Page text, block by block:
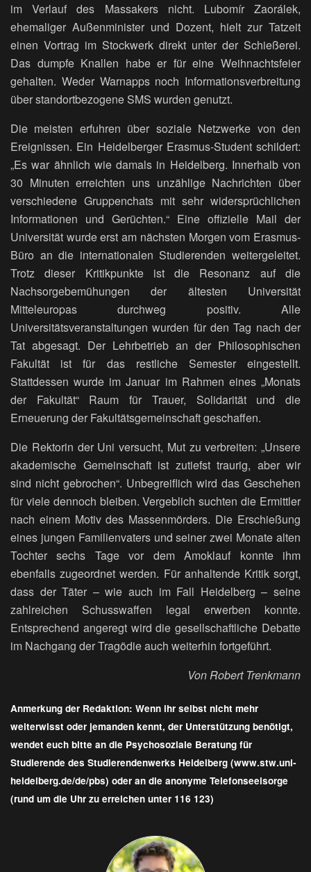
im Verlauf des Massakers nicht. Lubomír Zaorálek,
ehemaliger Außenminister und Dozent, hielt zur Tatzeit
einen Vortrag im Stockwerk direkt unter der Schießerei.
Das dumpfe Knallen habe er für eine Weihnachtsfeier
gehalten. Weder Warnapps noch Informationsverbreitung
über standortbezogene SMS wurden genutzt.
Die meisten erfuhren über soziale Netzwerke von den
Ereignissen. Ein Heidelberger Erasmus-Student schildert:
„Es war ähnlich wie damals in Heidelberg. Innerhalb von
30 Minuten erreichten uns unzählige Nachrichten über
verschiedene Gruppenchats mit sehr widersprüchlichen
Informationen und Gerüchten.“ Eine offizielle Mail der
Universität wurde erst am nächsten Morgen vom Erasmus-
Büro an die internationalen Studierenden weitergeleitet.
Trotz dieser Kritikpunkte ist die Resonanz auf die
Nachsorgebemühungen der ältesten Universität
Mitteleuropas durchweg positiv. Alle
Universitätsveranstaltungen wurden für den Tag nach der
Tat abgesagt. Der Lehrbetrieb an der Philosophischen
Fakultät ist für das restliche Semester eingestellt.
Stattdessen wurde im Januar im Rahmen eines „Monats
der Fakultät“ Raum für Trauer, Solidarität und die
Erneuerung der Fakultätsgemeinschaft geschaffen.
Die Rektorin der Uni versucht, Mut zu verbreiten: „Unsere
akademische Gemeinschaft ist zutiefst traurig, aber wir
sind nicht gebrochen“. Unbegreiflich wird das Geschehen
für viele dennoch bleiben. Vergeblich suchten die Ermittler
nach einem Motiv des Massenmörders. Die Erschießung
eines jungen Familienvaters und seiner zwei Monate alten
Tochter sechs Tage vor dem Amoklauf konnte ihm
ebenfalls zugeordnet werden. Für anhaltende Kritik sorgt,
dass der Täter – wie auch im Fall Heidelberg – seine
zahlreichen Schusswaffen legal erwerben konnte.
Entsprechend angeregt wird die gesellschaftliche Debatte
im Nachgang der Tragödie auch weiterhin fortgeführt.
Von Robert Trenkmann
Anmerkung der Redaktion: Wenn ihr selbst nicht mehr
weiterwisst oder jemanden kennt, der Unterstützung benötigt,
wendet euch bitte an die Psychosoziale Beratung für
Studierende des Studierendenwerks Heidelberg (www.stw.uni-
heidelberg.de/de/pbs) oder an die anonyme Telefonseelsorge
(rund um die Uhr zu erreichen unter 116 123)